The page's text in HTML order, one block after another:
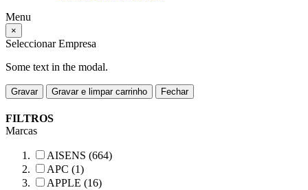
Menu
×
Seleccionar Empresa
Some text in the modal.
Gravar Gravar e limpar carrinho Fechar
FILTROS
Marcas
AISENS (664)
APC (1)
APPLE (16)